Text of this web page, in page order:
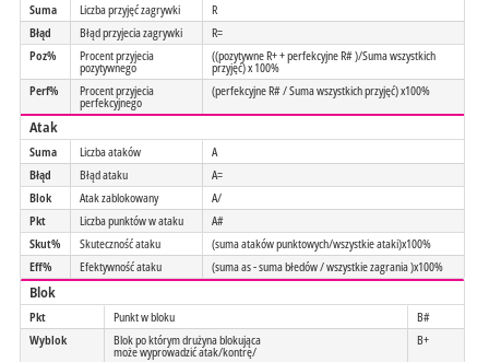
Suma Liczba przyjęć zagrywki
R
Błąd
Błąd przyjecia zagrywki
R=
Poz%
Procent przyjecia
pozytywnego
((pozytywne R+ + perfekcyjne R# )/Suma wszystkich
przyjęć) x 100%
Perf%
Procent przyjecia
perfekcyjnego
(perfekcyjne R# / Suma wszystkich przyjęć) x100%
Atak
Suma Liczba ataków
A
Błąd
Błąd ataku
A=
Blok
Atak zablokowany
A/
Pkt
Liczba punktów w ataku
A#
Skut%
Skuteczność ataku
(suma ataków punktowych/wszystkie ataki)x100%
Eff%
Efektywność ataku (suma as - suma błedów / wszystkie zagrania )x100%
Blok
Pkt Punkt w bloku
B#
Wyblok
Blok po którym drużyna blokująca
może wyprowadzić atak/kontrę/
B+